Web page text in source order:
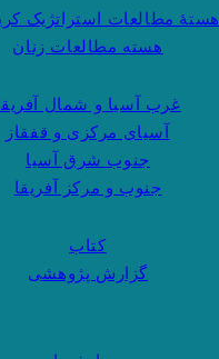
هستهٔ مطالعات استراتژیک
هسته مطالعات زنان
غرب آسیا و شمال
آسیای مرکزی و قفقاز
جنوب شرق آسیا
جنوب و مرکز آفریقا
کتاب
گزارش پژوهشی